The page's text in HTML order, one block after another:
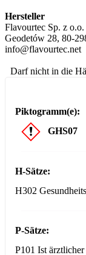
Hersteller
Flavourtec Sp. z o.o.
Geodetów 28, 80-
info@flavourtec.net
Darf nicht in die
Piktogramm(e):
GHS07
H-Sätze:
H302
P-Sätze:
P101 Ist